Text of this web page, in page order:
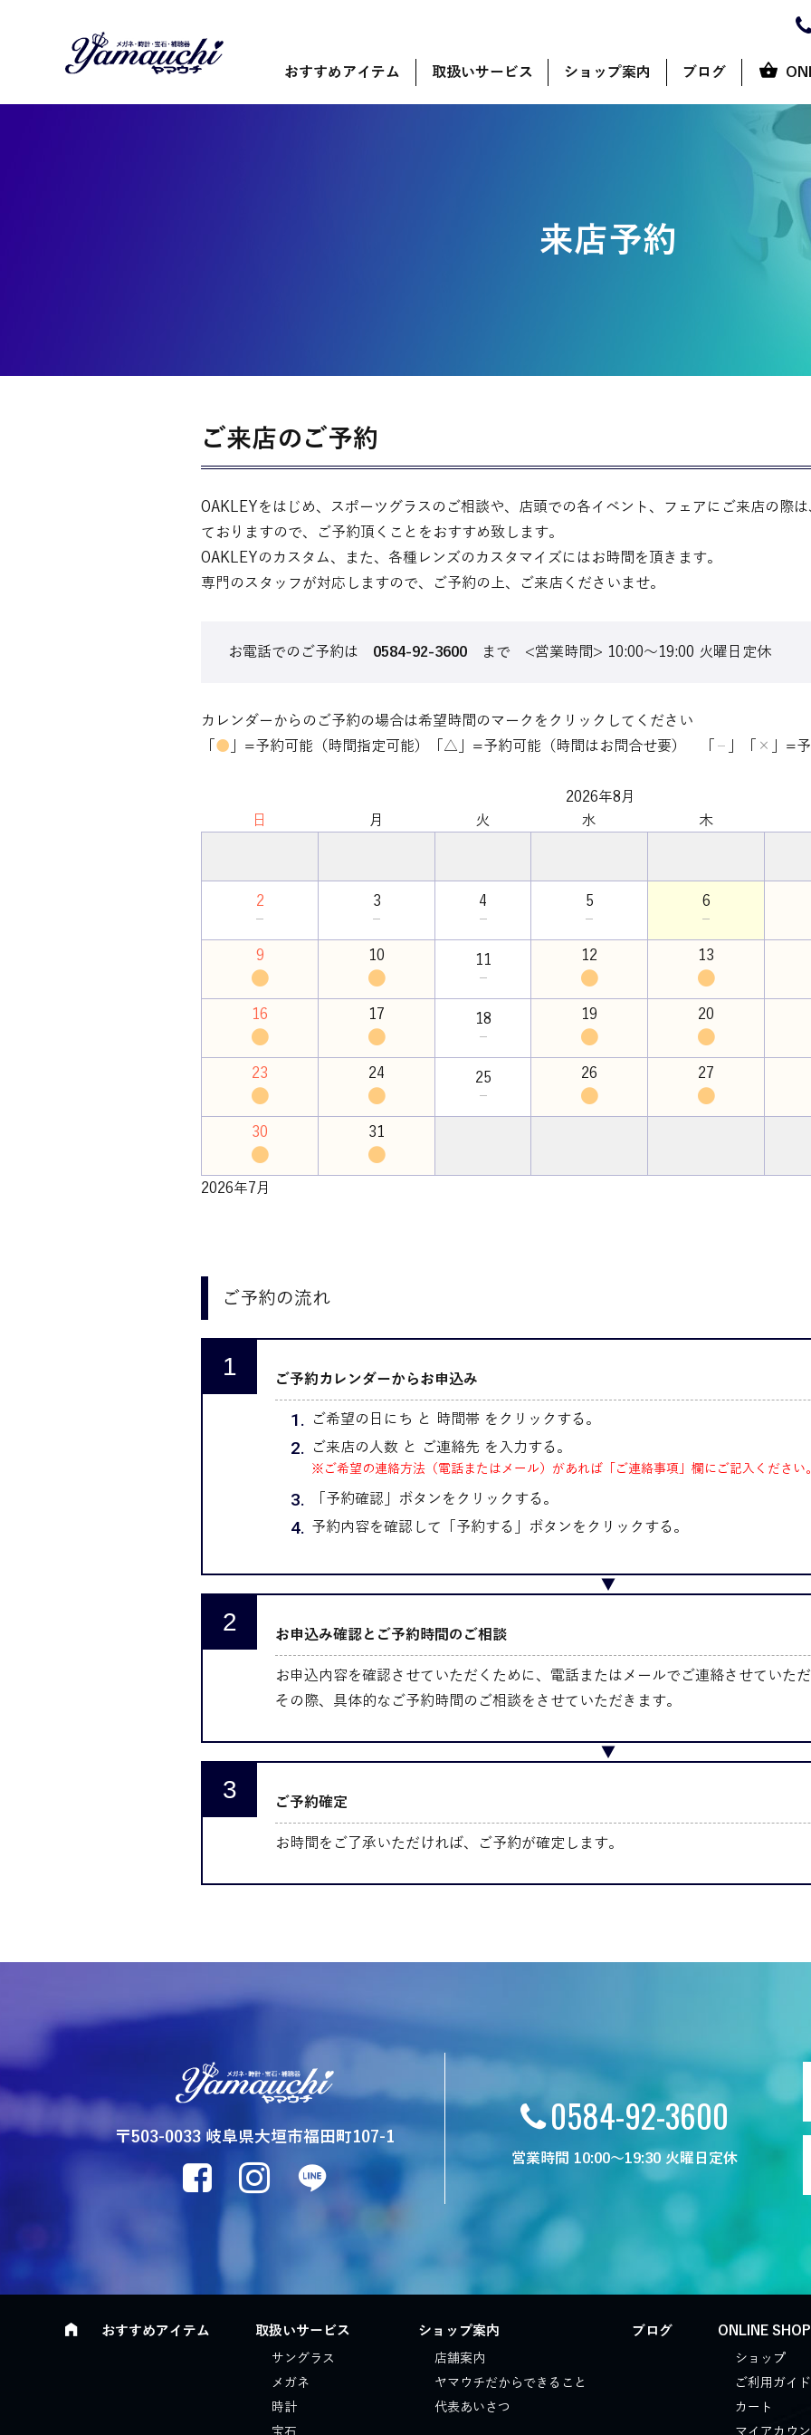
おすすめアイテム 取扱いサービス ショップ案内 ブログ
来店予約
ご来店のご予約
OAKLEYをはじめ、スポーツグラスのご相談や、店頭での各イベント、フェアにご来店の際
ておりますので、ご予約頂くことをおすすめ致します。
OAKLEYのカスタム、また、各種レンズのカスタマイズにはお時間を頂きます。
専門のスタッフが対応しますので、ご予約の上、ご来店くださいませ。
お電話でのご予約は 0584-92-3600 まで <営業時間> 10:00～19:00 火曜日定休
カレンダーからのご予約の場合は希望時間のマークをクリックしてください
● 」=予約可能（時間指定可能）「△」=予約可能（時間はお問合せ要） 「 － × 」=
2026年8月
日
月 火 水 木
2
－
3
－
4
－
5
－
6
－
9
●
10
●
11
－
12
●
13
●
16
●
17
●
18
－
19
●
20
●
23
●
24
●
25
－
26
●
27
●
30
●
31
●
2026年7月
ご予約の流れ
ご予約カレンダーからお申込み
ご希望の日にち と 時間帯 をクリックする。
ご来店の人数 と ご連絡先 を入力する。
※ご希望の連絡方法（電話またはメール）があれば「ご連絡事項」欄にご記入ください
「予約確認」ボタンをクリックする。
予約内容を確認して「予約する」ボタンをクリックする。
お申込み確認とご予約時間のご相談
お申込内容を確認させていただくために、電話またはメールでご連絡させていた
その際、具体的なご予約時間のご相談をさせていただきます。
ご予約確定
お時間をご了承いただければ、ご予約が確定します。
〒503-0033 岐阜県大垣市福田町107-1 0584-92-3600
営業時間 10:00～19:30 火曜日定休
おすすめアイテム 取扱いサービス
サングラス
メガネ
時計
宝石
ショップ案内
店舗案内
ヤマウチだからできること
代表あいさつ
ブログ ONLINE SHOP
ショップ
ご利用ガイド
カート
マイアカウ